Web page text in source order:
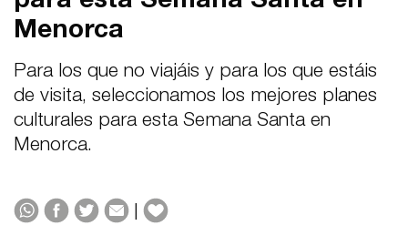
Menorca
Para los que no viajáis y para los que estáis
de visita, seleccionamos los mejores planes
culturales para esta Semana Santa en
Menorca.
|